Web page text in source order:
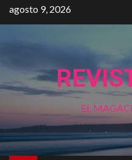
Saltar
al
agosto 9, 2026
EL